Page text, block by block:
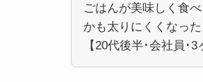
ごはんが美味しく食
かも太りにくくなった
【20代後半･会社員･3